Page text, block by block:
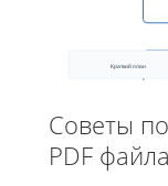
Краткий план
Советы
PDF файла